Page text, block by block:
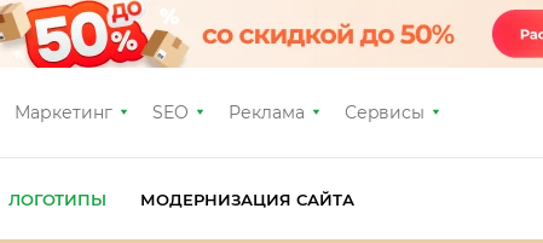
Маркетинг SEO Реклама Сервисы
ЛОГОТИПЫ МОДЕРНИЗАЦИЯ САЙТА